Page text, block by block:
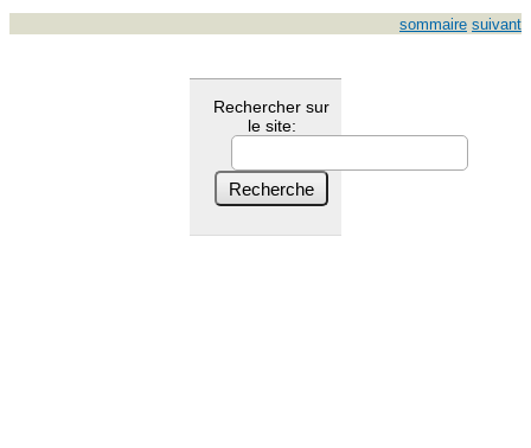
sommaire suivant
Rechercher sur
le site: